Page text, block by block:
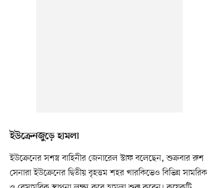
ইউক্রেনজুড়ে হামলা
ইউক্রেনের সশস্ত্র বাহিনীর জেনারেল স্টাফ বলেছেন, শুক্রবার রুশ
সেনারা ইউক্রেনের দ্বিতীয় বৃহত্তম শহর খারকিভেও বিভিন্ন সামরিক